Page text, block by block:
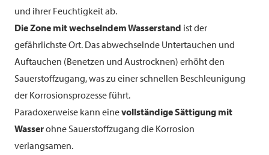
und ihrer Feuchtigkeit ab.
Die Zone mit wechselndem Wasserstand ist der
gefährlichste Ort. Das abwechselnde Untertauchen und
Auftauchen (Benetzen und Austrocknen) erhöht den
Sauerstoffzugang, was zu einer schnellen Beschleunigung
der Korrosionsprozesse führt.
Paradoxerweise kann einevollständige Sättigung mit
Wasserohne Sauerstoffzugang die Korrosion
verlangsamen.